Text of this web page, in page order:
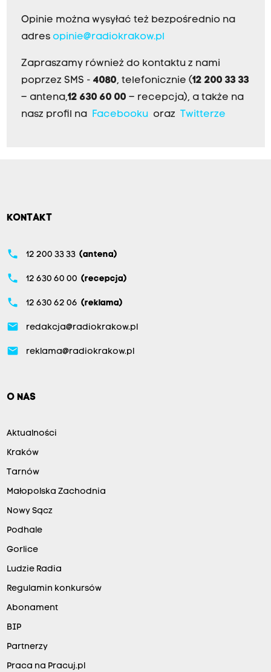
Opinie można wysyłać też bezpośrednio na
adres opinie@radiokrakow.pl
Zapraszamy również do kontaktu z nami
poprzez SMS - 4080, telefonicznie (12 200 33 33
– antena,12 630 60 00 – recepcja), a także na
nasz profil na
Facebookuoraz Twitterze
KONTAKT
phone 12 200 33 33 (antena)
phone 12 630 60 00 (recepcja)
phone 12 630 62 06 (reklama)
email redakcja@radiokrakow.pl
email reklama@radiokrakow.pl
O NAS
Aktualności
Kraków
Tarnów
Małopolska Zachodnia
Nowy Sącz
Podhale
Gorlice
Ludzie Radia
Regulamin konkursów
Abonament
BIP
Partnerzy
Praca na Pracuj.pl